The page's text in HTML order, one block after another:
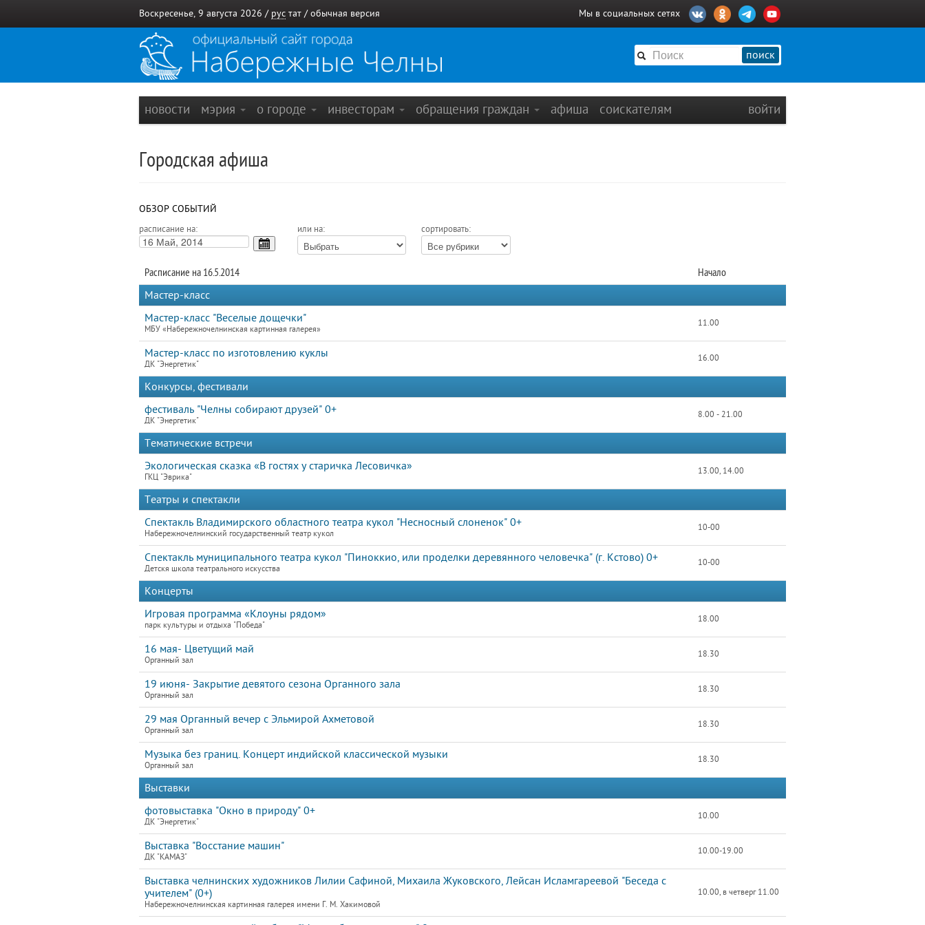
Воскресенье, 9 августа 2026 / рус тат / обычная версия Мы в социальных сетях
поиск
новости мэрия о городе инвесторам обращения граждан афиша соискателям войти
Городская афиша
ОБЗОР СОБЫТИЙ
расписание на: или на: сортировать:
Расписание на 16.5.2014
Начало
Мастер-класс
Мастер-класс "Веселые дощечки"
МБУ «Набережночелнинская картинная галерея»
11.00
Мастер-класс по изготовлению куклы
ДК "Энергетик"
16.00
Конкурсы, фестивали
фестиваль "Челны собирают друзей" 0+
ДК "Энергетик"
8.00 - 21.00
Тематические встречи
Экологическая сказка «В гостях у старичка Лесовичка»
ГКЦ "Эврика"
13.00, 14.00
Театры и спектакли
Спектакль Владимирского областного театра кукол "Несносный слоненок" 0+
Набережночелнинский государственный театр кукол
10-00
Спектакль муниципального театра кукол "Пиноккио, или проделки деревянного человечка" (г. Кстово) 0+
Детскя школа театрального искусства
10-00
Концерты
Игровая программа «Клоуны рядом»
парк культуры и отдыха "Победа"
18.00
16 мая- Цветущий май
Органный зал
18.30
19 июня- Закрытие девятого сезона Органного зала
Органный зал
18.30
29 мая Органный вечер с Эльмирой Ахметовой
Органный зал
18.30
Музыка без границ. Концерт индийской классической музыки
Органный зал
18.30
Выставки
фотовыставка "Окно в природу" 0+
ДК "Энергетик"
10.00
Выставка "Восстание машин"
ДК "КАМАЗ"
10.00-19.00
Выставка челнинских художников Лилии Сафиной, Михаила Жуковского, Лейсан Исламгареевой "Беседа с
учителем" (0+)
Набережночелнинская картинная галерея имени Г. М. Хакимовой
10.00, в четверг 11.00